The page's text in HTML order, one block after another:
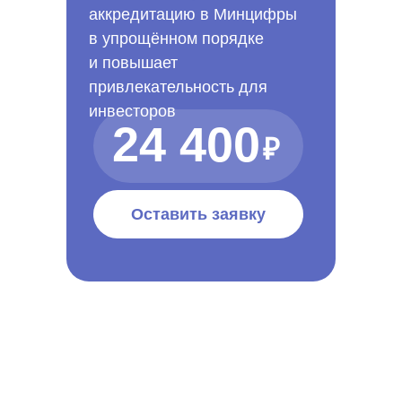
аккредитацию в Минцифры
в упрощённом порядке
и повышает
привлекательность для
инвесторов
Оставить заявку
24 400₽